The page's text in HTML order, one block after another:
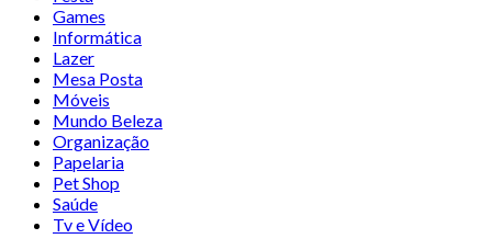
Games
Informática
Lazer
Mesa Posta
Móveis
Mundo Beleza
Organização
Papelaria
Pet Shop
Saúde
Tv e Vídeo